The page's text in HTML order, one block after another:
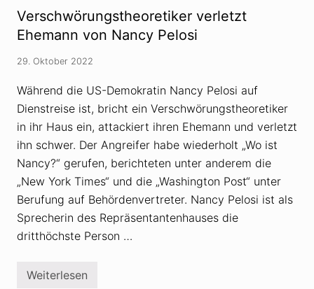
d
e
r
n
r
e
e
z
P
u
t
s
c
h
a
u
f
e
p
u
b
i
a
n
e
r
r
a
i
k
a
l
s
i
e
n
Verschwörungstheoretiker verletzt
Ehemann von Nancy Pelosi
29. Oktober 2022
Während die US-Demokratin Nancy Pelosi auf
Dienstreise ist, bricht ein Verschwörungstheoretiker
in ihr Haus ein, attackiert ihren Ehemann und verletzt
ihn schwer. Der Angreifer habe wiederholt „Wo ist
Nancy?“ gerufen, berichteten unter anderem die
„New York Times“ und die „Washington Post“ unter
Berufung auf Behördenvertreter. Nancy Pelosi ist als
Sprecherin des Repräsentantenhauses die
dritthöchste Person …
V
Weiterlesen